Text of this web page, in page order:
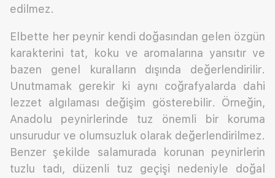
edilmez.
Elbette her peynir kendi doğasından gelen özgün
karakterini tat, koku ve aromalarına yansıtır ve
bazen genel kuralların dışında değerlendirilir.
Unutmamak gerekir ki aynı coğrafyalarda dahi
lezzet algılaması değişim gösterebilir. Örneğin,
Anadolu peynirlerinde tuz önemli bir koruma
unsurudur ve olumsuzluk olarak değerlendirilmez.
Benzer şekilde salamurada korunan peynirlerin
tuzlu tadı, düzenli tuz geçişi nedeniyle doğal